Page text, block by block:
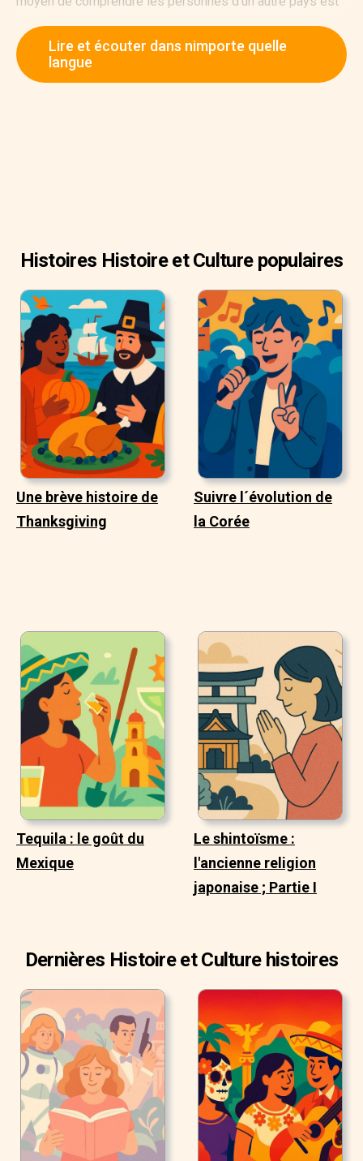
d’observer ce qui est important à leurs yeux. Que
célèbrent-ils ?
Lire et écouter dans nimporte quelle
langue
Histoires Histoire et Culture populaires
Une brève histoire de
Thanksgiving
Suivre l´évolution de
la Corée
Tequila : le goût du
Mexique
Le shintoïsme :
l'ancienne religion
japonaise ; Partie I
Dernières Histoire et Culture histoires